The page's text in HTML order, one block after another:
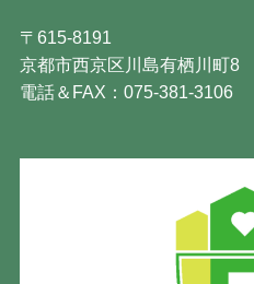
〒615-8191
京都市西京区川島有栖川町8
電話＆FAX：075-381-3106